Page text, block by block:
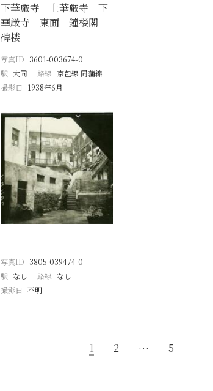
下華厳寺 上華厳寺 下
華厳寺 東面 鐘楼閣
碑楼
写真ID 3601-003674-0
駅 大同 路線 京包線 同蒲線
撮影日
1938年6月
−
写真ID 3805-039474-0
駅 なし 路線 なし
撮影日 不明
1 2 … 5